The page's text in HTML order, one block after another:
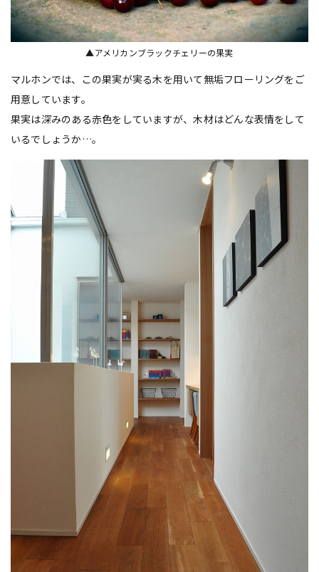
▲アメリカンブラックチェリーの果実
マルホンでは、この果実が実る木を用いて無垢フローリングをご
用意しています。
果実は深みのある赤色をしていますが、木材はどんな表情をして
いるでしょうか…。